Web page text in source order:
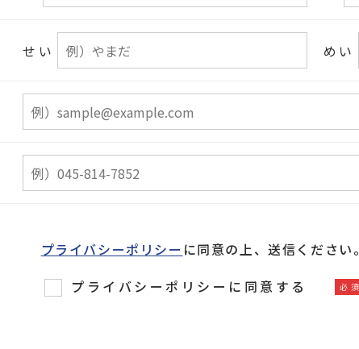
せい めい
プライバシーポリシー に同意の上、送信ください。
プライバシーポリシーに同意する